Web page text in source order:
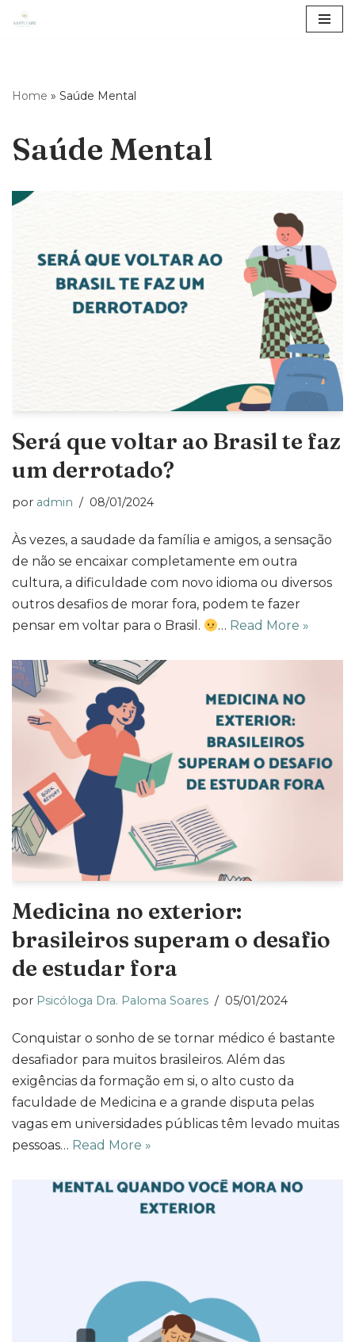
Home » Saúde Mental
Saúde Mental
Será que voltar ao Brasil te faz
um derrotado?
por admin 08/01/2024
Às vezes, a saudade da família e amigos, a sensação
de não se encaixar completamente em outra
cultura, a dificuldade com novo idioma ou diversos
outros desafios de morar fora, podem te fazer
pensar em voltar para o Brasil.
… Read More »
Medicina no exterior:
brasileiros superam o desafio
de estudar fora
por Psicóloga Dra. Paloma Soares 05/01/2024
Conquistar o sonho de se tornar médico é bastante
desafiador para muitos brasileiros. Além das
exigências da formação em si, o alto custo da
faculdade de Medicina e a grande disputa pelas
vagas em universidades públicas têm levado muitas
pessoas… Read More »